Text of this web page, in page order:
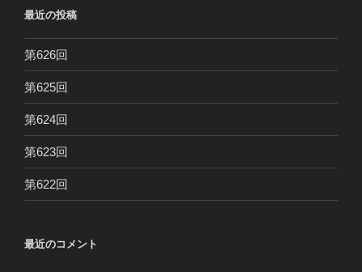
最近の投稿
第626回
第625回
第624回
第623回
第622回
最近のコメント